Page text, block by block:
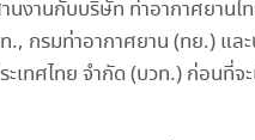
นงานกับบริษัท ท่าอากาศยานไ
., กรมท่าอากาศยาน (ทย.) แล
เทศไทย จำกัด (บวท.) ก่อนที่จะ